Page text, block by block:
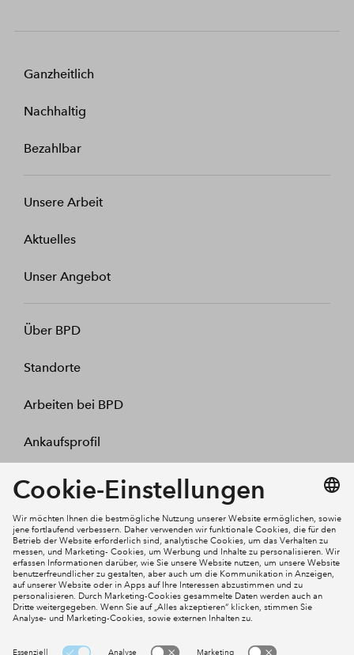
Ganzheitlich
Nachhaltig
Bezahlbar
Unsere Arbeit
Aktuelles
Unser Angebot
Über BPD
Standorte
Arbeiten bei BPD
Ankaufsprofil
Kontakt
Mein Konto
Social Media